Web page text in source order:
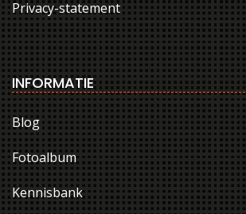
Privacy-statement
INFORMATIE
Blog
Fotoalbum
Kennisbank